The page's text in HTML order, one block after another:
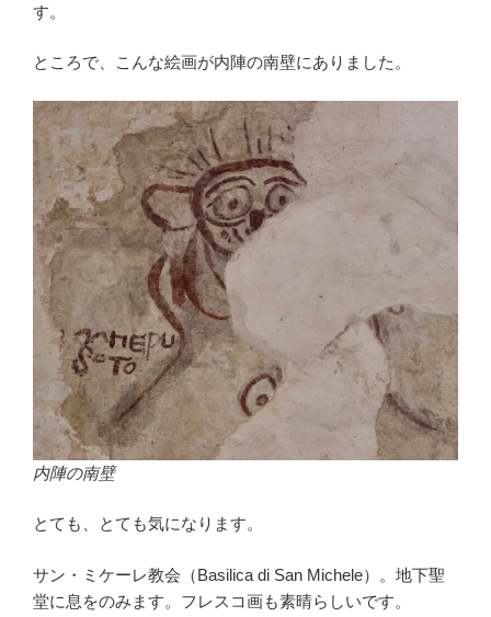
す。
ところで、こんな絵画が内陣の南壁にありました。
内陣の南壁
とても、とても気になります。
サン・ミケーレ教会（Basilica di San Michele）。地下聖
堂に息をのみます。フレスコ画も素晴らしいです。